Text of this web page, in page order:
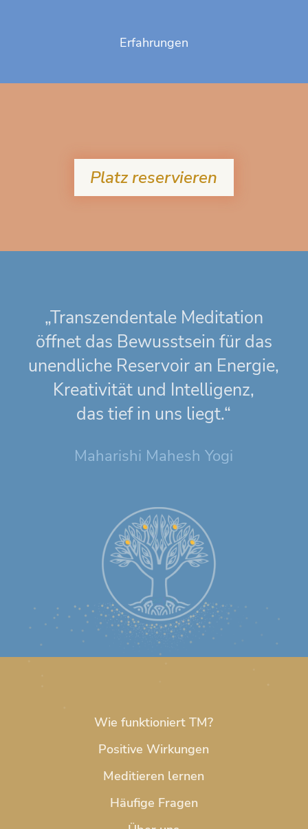
Erfahrungen
Platz reservieren
„Transzendentale Meditation
öffnet das Bewusstsein für das
unendliche Reservoir an Energie,
Kreativität und Intelligenz,
das tief in uns liegt.“
Maharishi Mahesh Yogi
Wie funktioniert TM?
Positive Wirkungen
Meditieren lernen
Häufige Fragen